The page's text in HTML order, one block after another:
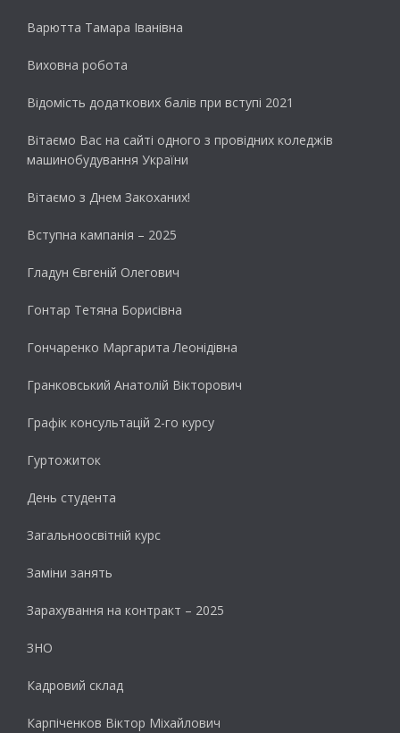
Варютта Тамара Іванівна
Виховна робота
Відомість додаткових балів при вступі 2021
Вітаємо Вас на сайті одного з провідних коледжів
машинобудування України
Вітаємо з Днем Закоханих!
Вступна кампанія – 2025
Гладун Євгеній Олегович
Гонтар Тетяна Борисівна
Гончаренко Маргарита Леонідівна
Гранковський Анатолій Вікторович
Графік консультацій 2-го курсу
Гуртожиток
День студента
Загальноосвітній курс
Заміни занять
Зарахування на контракт – 2025
ЗНО
Кадровий склад
Карпіченков Віктор Міхайлович